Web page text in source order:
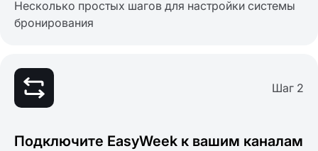
Несколько простых шагов для настройки системы
бронирования
Шаг 2
Подключите EasyWeek к вашим каналам